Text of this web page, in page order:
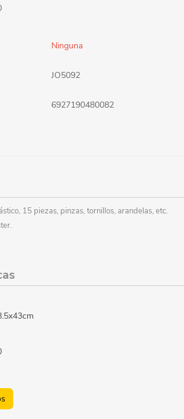
Ninguna
JO5092
6927190480082
15 piezas, pinzas, tornillos, arandelas, etc.